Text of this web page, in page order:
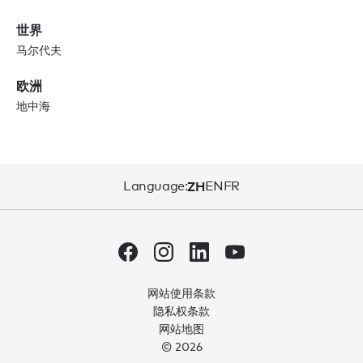
世界
马尔代夫
欧洲
地中海
Language:ZHENFR
网站使用条款
隐私权条款
网站地图
© 2026